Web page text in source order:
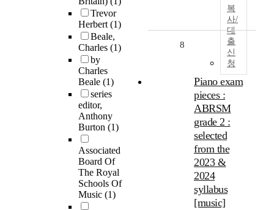
Trevor
Herbert(1)
Beale,
Charles (1)
by
Charles
Beale (1)
series
editor,
Anthony
Burton (1)
Associated
Board Of
The Royal
Schools Of
Music (1)
복
사/
대
출
신
청
8
Piano exam
pieces :
ABRSM
grade 2 :
selected
from the
2023 &
2024
syllabus
[music]